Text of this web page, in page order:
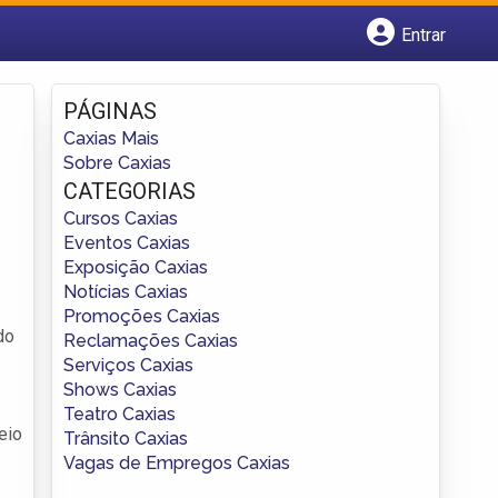
Entrar
Fazer login
Criar conta
PÁGINAS
Caxias Mais
Sobre Caxias
CATEGORIAS
Cursos Caxias
Eventos Caxias
Exposição Caxias
Notícias Caxias
Promoções Caxias
Reclamações Caxias
Serviços Caxias
Shows Caxias
Teatro Caxias
Trânsito Caxias
Vagas de Empregos Caxias